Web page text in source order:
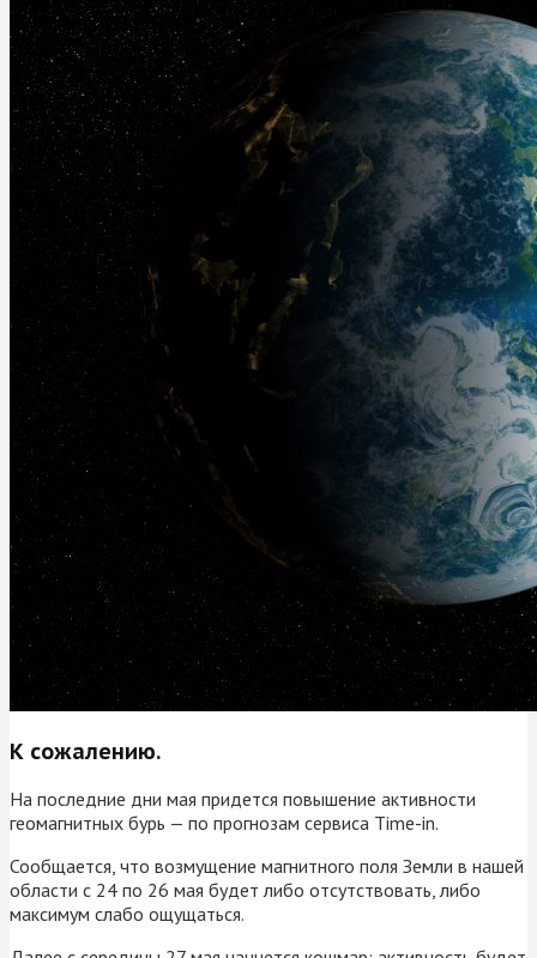
К сожалению.
На последние дни мая придется повышение активности
геомагнитных бурь — по прогнозам сервиса Time-in.
Сообщается, что возмущение магнитного поля Земли в нашей
области с 24 по 26 мая будет либо отсутствовать, либо
максимум слабо ощущаться.